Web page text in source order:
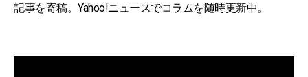
記事を寄稿。Yahoo!ニュースでコラムを随時更新中。